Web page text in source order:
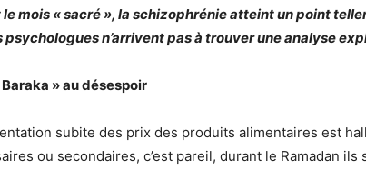
le mois « sacré », la schizophrénie atteint un point
psychologues n’arrivent pas à trouver une analyse
Baraka » au désespoir
subite des prix des produits alimentaires est
ou secondaires, c’est pareil, durant le Ramadan